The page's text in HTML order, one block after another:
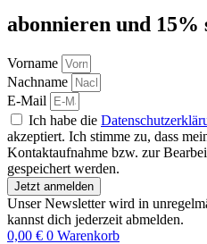
abon­nie­ren und 15%
Vorname
Nachname
E-Mail
Ich habe die
akzeptiert. Ich stimme zu, dass
Kontaktaufnahme bzw. zur
gespeichert werden.
Jetzt anmelden
Unser Newsletter wird in
kannst dich jederzeit abmelden.
0,00 € 0 Warenkorb